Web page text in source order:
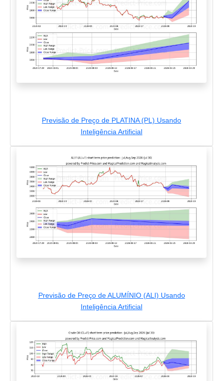
Previsão de Preço de PLATINA (PL) Usando
Inteligência Artificial
Previsão de Preço de ALUMÍNIO (ALI) Usando
Inteligência Artificial